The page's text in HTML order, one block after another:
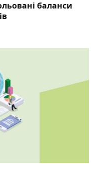
баланси